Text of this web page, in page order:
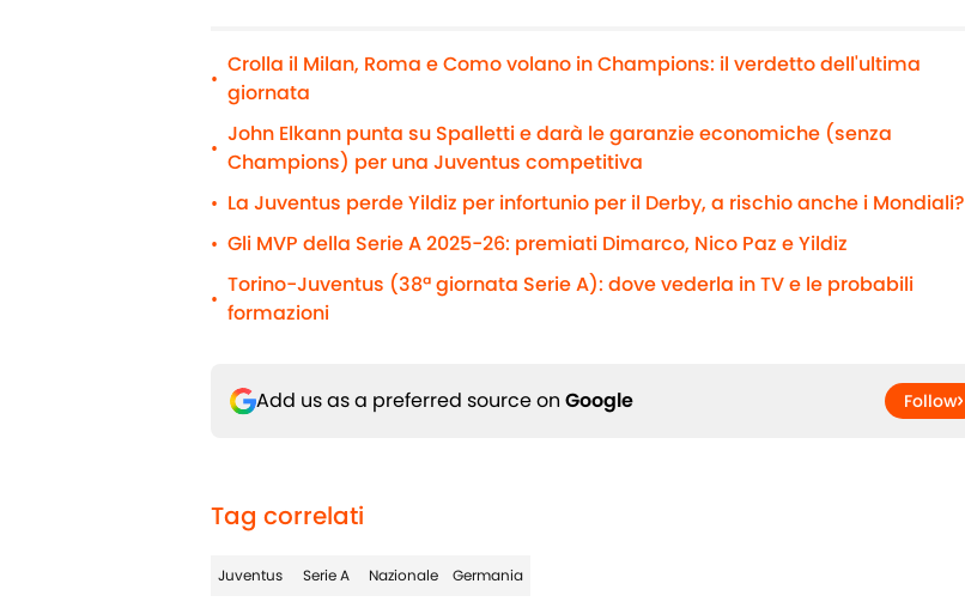
•
Crolla il Milan, Roma e Como volano in Champions: il verdetto dell'ultima
giornata
•
John Elkann punta su Spalletti e darà le garanzie economiche (senza
Champions) per una Juventus competitiva
• La Juventus perde Yildiz per infortunio per il Derby, a rischio anche i Mondiali?
• Gli MVP della Serie A 2025-26: premiati Dimarco, Nico Paz e Yildiz
•
Torino-Juventus (38ª giornata Serie A): dove vederla in TV e le probabili
formazioni
Add us as a preferred source on Google Follow
Tag correlati
Juventus Serie A Nazionale Germania